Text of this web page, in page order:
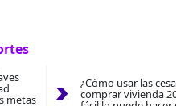
metas
¿Cómo usar las
comprar vivienda